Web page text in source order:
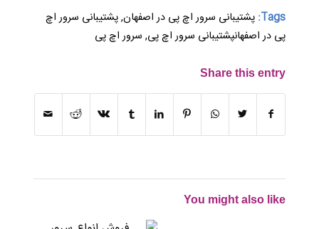
Tags: پشتیبانی سرور اچ پی در اصفهان,پشتیبانی سرور اچ
پی در اصفهانپشتیبانی سرور اچ پی, سرور اچ پی
Share this entry
You might also like